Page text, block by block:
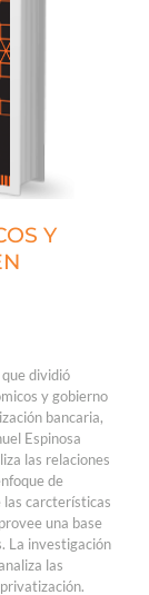
Y
dividió
y gobierno
bancaria,
Espinosa
las relaciones
de
carcterísticas
una base
La investigación
las